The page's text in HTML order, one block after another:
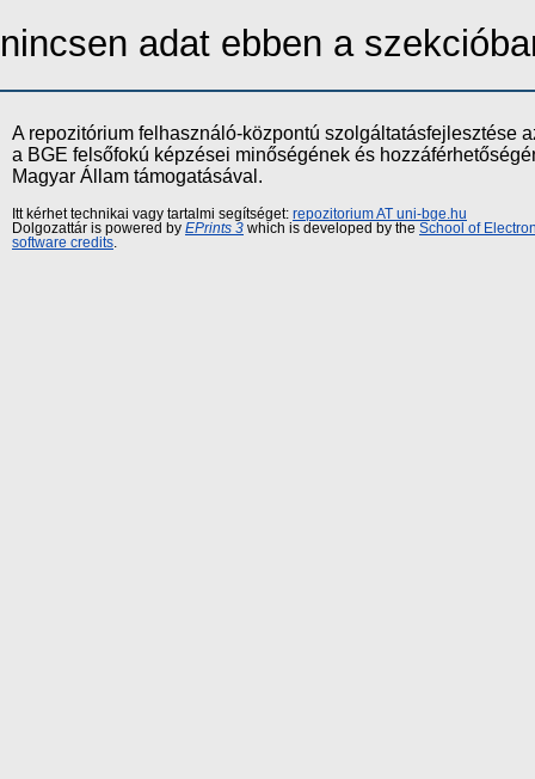
nincsen adat ebben a
A repozitórium felhasználó-központú szolgáltatásfejlesztése
a BGE felsőfokú képzései minőségének és
Magyar Állam támogatásával.
Itt kérhet technikai vagy tartalmi segítséget: repozitorium AT uni-bge.hu
Dolgozattár is powered by EPrints 3 which is developed by the School of
software credits